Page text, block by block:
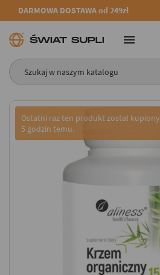
DARMOWA DOSTAWA od 249zł

Ostatni raz ten produkt został kupiony
5 godzin temu.